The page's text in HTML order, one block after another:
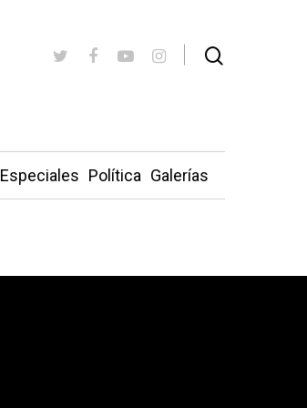
Especiales Política Galerías